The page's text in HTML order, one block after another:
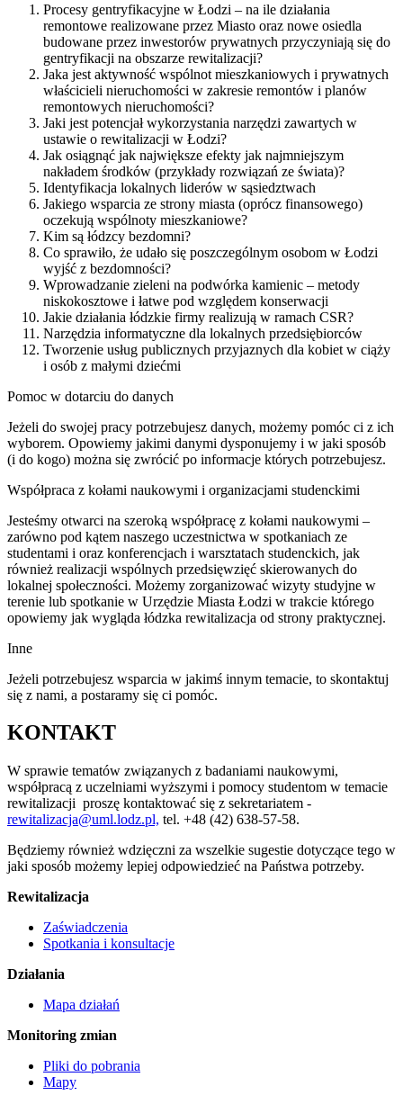
Procesy gentryfikacyjne w Łodzi – na ile działania
remontowe realizowane przez Miasto oraz nowe osiedla
budowane przez inwestorów prywatnych przyczyniają się do
gentryfikacji na obszarze rewitalizacji?
Jaka jest aktywność wspólnot mieszkaniowych i prywatnych
właścicieli nieruchomości w zakresie remontów i planów
remontowych nieruchomości?
Jaki jest potencjał wykorzystania narzędzi zawartych w
ustawie o rewitalizacji w Łodzi?
Jak osiągnąć jak największe efekty jak najmniejszym
nakładem środków (przykłady rozwiązań ze świata)?
Identyfikacja lokalnych liderów w sąsiedztwach
Jakiego wsparcia ze strony miasta (oprócz finansowego)
oczekują wspólnoty mieszkaniowe?
Kim są łódzcy bezdomni?
Co sprawiło, że udało się poszczególnym osobom w Łodzi
wyjść z bezdomności?
Wprowadzanie zieleni na podwórka kamienic – metody
niskokosztowe i łatwe pod względem konserwacji
Jakie działania łódzkie firmy realizują w ramach CSR?
Narzędzia informatyczne dla lokalnych przedsiębiorców
Tworzenie usług publicznych przyjaznych dla kobiet w ciąży
i osób z małymi dziećmi
Pomoc w dotarciu do danych
Jeżeli do swojej pracy potrzebujesz danych, możemy pomóc ci z ich
wyborem. Opowiemy jakimi danymi dysponujemy i w jaki sposób
(i do kogo) można się zwrócić po informacje których potrzebujesz.
Współpraca z kołami naukowymi i organizacjami studenckimi
Jesteśmy otwarci na szeroką współpracę z kołami naukowymi –
zarówno pod kątem naszego uczestnictwa w spotkaniach ze
studentami i oraz konferencjach i warsztatach studenckich, jak
również realizacji wspólnych przedsięwzięć skierowanych do
lokalnej społeczności. Możemy zorganizować wizyty studyjne w
terenie lub spotkanie w Urzędzie Miasta Łodzi w trakcie którego
opowiemy jak wygląda łódzka rewitalizacja od strony praktycznej.
Inne
Jeżeli potrzebujesz wsparcia w jakimś innym temacie, to skontaktuj
się z nami, a postaramy się ci pomóc.
KONTAKT
W sprawie tematów związanych z badaniami naukowymi,
współpracą z uczelniami wyższymi i pomocy studentom w temacie
rewitalizacji proszę kontaktować się z sekretariatem -
rewitalizacja@uml.lodz.pl, tel. +48 (42) 638-57-58.
Będziemy również wdzięczni za wszelkie sugestie dotyczące tego w
jaki sposób możemy lepiej odpowiedzieć na Państwa potrzeby.
Rewitalizacja
Zaświadczenia
Spotkania i konsultacje
Działania
Mapa działań
Monitoring zmian
Pliki do pobrania
Mapy